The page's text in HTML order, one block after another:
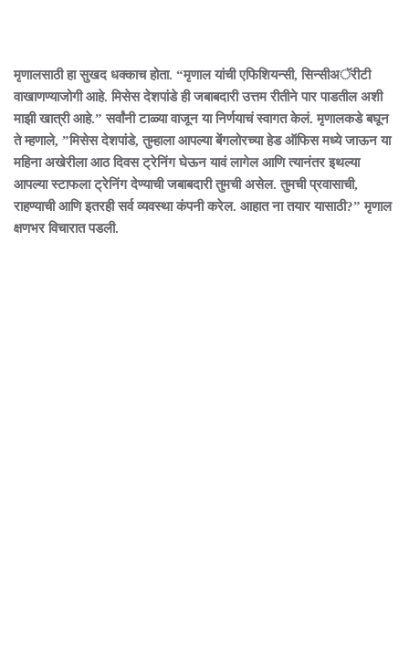
मृणालसाठी हा सुखद धक्काच होता. “मृणाल यांची एफिशियन्सी, सिन्सीअॅरीटी
वाखाणण्याजोगी आहे. मिसेस देशपांडे ही जबाबदारी उत्तम रीतीने पार पाडतील अशी
माझी खात्री आहे.” सर्वांनी टाळ्या वाजून या निर्णयाचं स्वागत केलं. मृणालकडे बघून
ते म्हणाले, ”मिसेस देशपांडे, तुम्हाला आपल्या बेंगलोरच्या हेड ऑफिस मध्ये जाऊन या
महिना अखेरीला आठ दिवस ट्रेनिंग घेऊन यावं लागेल आणि त्यानंतर इथल्या
आपल्या स्टाफला ट्रेनिंग देण्याची जबाबदारी तुमची असेल. तुमची प्रवासाची,
राहण्याची आणि इतरही सर्व व्यवस्था कंपनी करेल. आहात ना तयार यासाठी?” मृणाल
क्षणभर विचारात पडली.